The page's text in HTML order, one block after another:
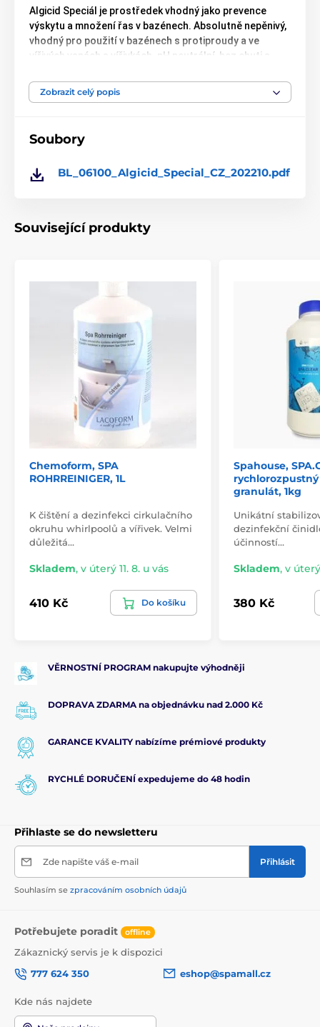
Algicid Speciál je prostředek vhodný jako prevence
výskytu a množení řas v bazénech. Absolutně nepěnivý,
vhodný pro použití v bazénech s protiproudy a ve
vířivých vanách a vířivkách. pH neutrální, bez chuti a
používanými k ošetření bazénové vody. Odměřenou
dávku přípravku nejprve rozmíchejte s vodou ve vhodné
si vždy přečtěte údaje na obalu.
První dávkování: 100 ml na 10 m³ bazénové vody.
Zobrazit celý popis
Soubory
BL_06100_Algicid_Special_CZ_202210.pdf
Související produkty
Chemoform, SPA
ROHRREINIGER, 1L
K čištění a dezinfekci cirkulačního
okruhu whirlpoolů a vířivek. Velmi
důležitá…
Skladem, v úterý 11. 8. u vás
410 Kč Do košíku
Spahouse,
granulát, 1kg
Unikátní
dezinfekční
účinností…
Skladem, v úterý
380 Kč
VĚRNOSTNÍ PROGRAM nakupujte výhodněji
DOPRAVA ZDARMA na objednávku nad 2.000 Kč
GARANCE KVALITY nabízíme prémiové produkty
RYCHLÉ DORUČENÍ expedujeme do 48 hodin
Přihlaste se do newsletteru
Zde napište váš e-mail Přihlásit
Souhlasím se zpracováním osobních údajů
Potřebujete poradit offline
Zákaznický servis je k dispozici
777 624 350
eshop@spamall.cz
Kde nás najdete